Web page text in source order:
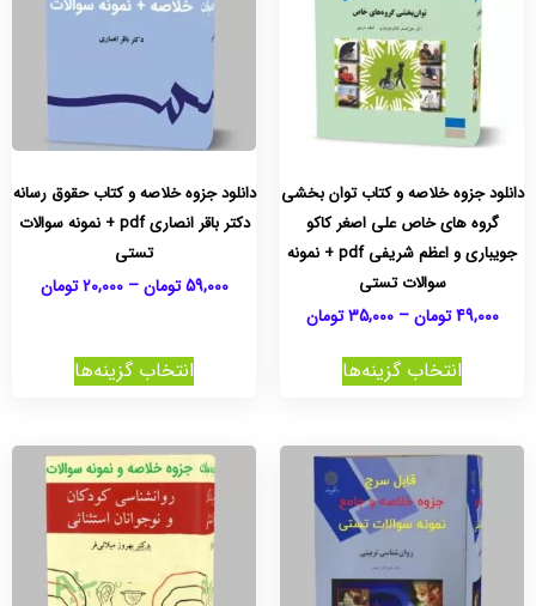
دانلود جزوه خلاصه و کتاب توان بخشی
گروه های خاص علی اصغر کاکو
جویباری و اعظم شریفی pdf + نمونه
سوالات تستی
49,000 تومان –
35,000 تومان
انتخاب گزینه‌ها
دانلود جزوه خلاصه و کتاب حقوق رسانه
دکتر باقر انصاری pdf + نمونه سوالات
تستی
59,000 تومان –
20,000 تومان
انتخاب گزینه‌ها